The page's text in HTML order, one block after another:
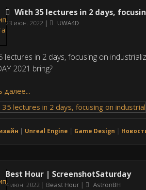
With 35 lectures in 2 days,
Дата
23 июн. 2022 UWA4D
lectures in 2 days, focusing on
2021 bring?
далее...
Unreal Engine Game Design
Best Hour | ScreenshotSaturday
Дата
4 июн. 2022 Beast Hour AstronBH